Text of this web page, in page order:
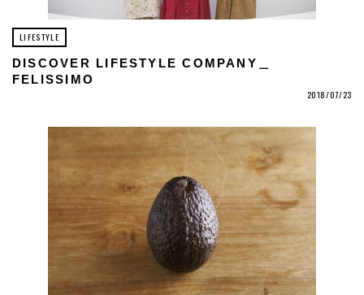
LIFESTYLE
DISCOVER LIFESTYLE COMPANY＿
FELISSIMO
2018/07/23